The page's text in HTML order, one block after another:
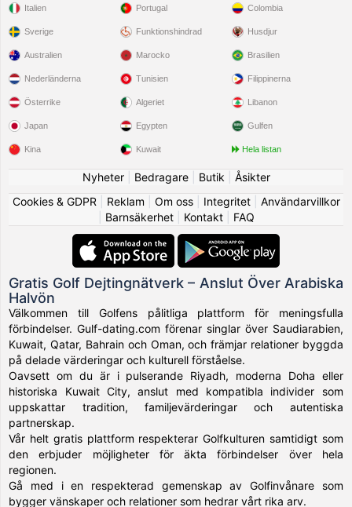
Italien
Sverige
Portugal
Funktionshindrad
Colombia
Husdjur
Australien
Nederländerna
Österrike
Japan
Kina
Marocko
Tunisien
Algeriet
Egypten
Kuwait
Brasilien
Filippinerna
Libanon
Gulfen
Hela listan
Nyheter| Bedragare| Butik
Åsikter
Cookies & GDPR
Reklam Om oss| Integritet| Användarvillkor
Barnsäkerhet| Kontakt| FAQ
Gratis Golf Dejtingnätverk – Anslut Över Arabiska
Halvön
Välkommen till Golfens pålitliga plattform för meningsfulla
förbindelser. Gulf-dating.com förenar singlar över Saudiarabien,
Kuwait, Qatar, Bahrain och Oman, och främjar relationer byggda
på delade värderingar och kulturell förståelse.
Oavsett om du är i pulserande Riyadh, moderna Doha eller
historiska Kuwait City, anslut med kompatibla individer som
uppskattar tradition, familjevärderingar och autentiska
partnerskap.
Vår helt gratis plattform respekterar Golfkulturen samtidigt som
den erbjuder möjligheter för äkta förbindelser över hela
regionen.
Gå med i en respekterad gemenskap av Golfinvånare som
bygger vänskaper och relationer som hedrar vårt rika arv.